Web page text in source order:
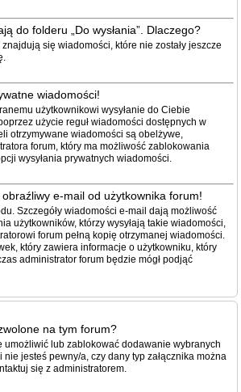
do folderu „Do wysłania”. Dlaczego?
znajdują się wiadomości, które nie zostały jeszcze
wiadomości!
użytkownikowi wysyłanie do Ciebie
użycie reguł wiadomości dostępnych w
otrzymywane wiadomości są obelżywe,
forum, który ma możliwość zablokowania
wysyłania prywatnych wiadomości.
e-mail od użytkownika forum!
Szczegóły wiadomości e-mail dają możliwość
użytkowników, którzy wysyłają takie wiadomości,
forum pełną kopię otrzymanej wiadomości.
który zawiera informacje o użytkowniku, który
administrator forum będzie mógł podjąć
na tym forum?
umożliwić lub zablokować dodawanie wybranych
nie jesteś pewny/a, czy dany typ załącznika można
się z administratorem.